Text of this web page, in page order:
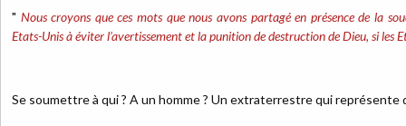
" Nous croyons que ces mots que nous avons partagé en présence de la
Etats-Unis à éviter l’avertissement et la punition de destruction de Dieu, si les
Se soumettre à qui ? A un homme ? Un extraterrestre qui représente